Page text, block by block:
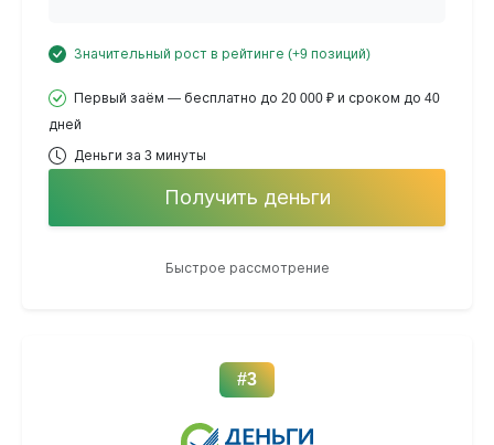
Значительный рост в рейтинге (+9 позиций)
Первый заём — бесплатно до 20 000 ₽ и сроком до 40
дней
Деньги за 3 минуты
Получить деньги
Быстрое рассмотрение
#3